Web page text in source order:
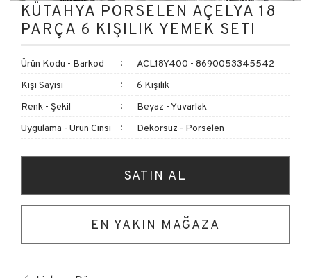
KÜTAHYA PORSELEN AÇELYA 18
PARÇA 6 KIŞILIK YEMEK SETI
Ürün Kodu - Barkod
ACL18Y400 - 8690053345542
Kişi Sayısı
6 Kişilik
Renk - Şekil
Beyaz - Yuvarlak
Uygulama - Ürün Cinsi
Dekorsuz - Porselen
SATIN AL
EN YAKIN MAĞAZA